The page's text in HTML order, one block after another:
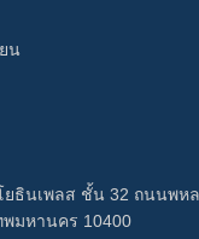
น
ยธินเพลส ชั้น 32 ถนนพห
พมหานคร 10400